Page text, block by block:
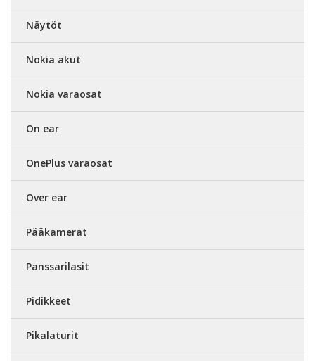
Näytöt
Nokia akut
Nokia varaosat
On ear
OnePlus varaosat
Over ear
Pääkamerat
Panssarilasit
Pidikkeet
Pikalaturit